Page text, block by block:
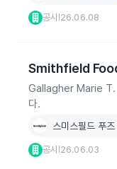
공시 26.06.08
Smithfield
Gallagher Marie T.
다.
스미스필드 푸즈
공시 26.06.03